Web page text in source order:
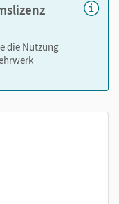
lernen.cornelsen.de
die Nutzung